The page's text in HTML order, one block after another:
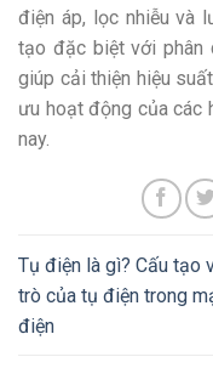
điện áp, lọc nhiễu và
tạo đặc biệt với phân
giúp cải thiện hiệu
ưu hoạt động của các
nay.
Tụ điện là gì? Cấu tạo
trò của tụ điện trong
điện